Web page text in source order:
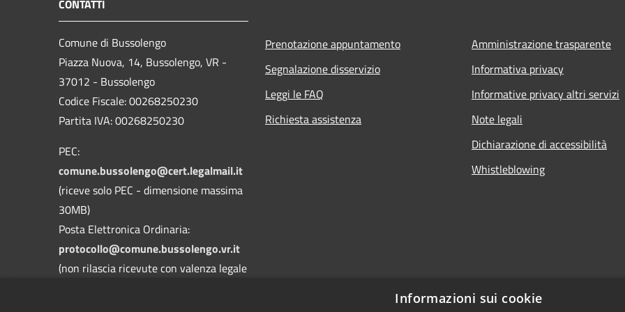
CONTATTI
Comune di Bussolengo
Piazza Nuova, 14, Bussolengo, VR -
37012 - Bussolengo
Codice Fiscale: 00268250230
Partita IVA: 00268250230
PEC:
comune.bussolengo@cert.legalmail.it
(riceve solo PEC - dimensione massima
30MB)
Posta Elettronica Ordinaria:
protocollo@comune.bussolengo.vr.it
(non rilascia ricevute con valenza legale
Prenotazione appuntamento
Segnalazione disservizio
Leggi le FAQ
Richiesta assistenza
Amministrazione trasparente
Informativa privacy
Informative privacy altri servizi
Note legali
Dichiarazione di accessibilità
Whistleblowing
Informazioni sui cookie